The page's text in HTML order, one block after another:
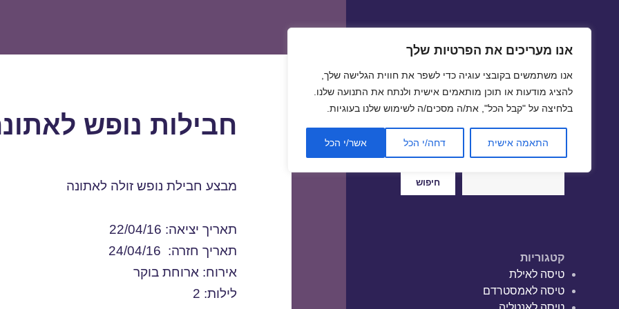
אנו מעריכים את הפרטיות שלך
אנו משתמשים בקובצי עוגיה כדי לשפר את חווית הגלישה שלך,
להציג מודעות או תוכן מותאמים אישית ולנתח את התנועה שלנו.
בלחיצה על "קבל הכל", את/ה מסכים/ה לשימוש שלנו בעוגיות.
התאמה אישית דחה/י הכל אשר/י הכל
טיסה זולה | טיסות זולות
חיפוש
חיפוש
קטגוריות
טיסה לאילת
טיסה לאמסטרדם
חבילות נופש לאתונה 22/04/
מבצע חבילת נופש זולה לאתונה
תאריך יציאה: 22/04/16
תאריך חזרה: 24/04/16
אירוח: ארוחת בוקר
לילות: 2